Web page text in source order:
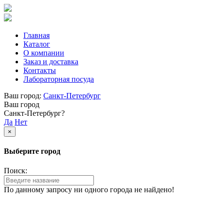
Главная
Каталог
О компании
Заказ и доставка
Контакты
Лабораторная посуда
Ваш город: Санкт-Петербург
Ваш город
Санкт-Петербург?
Да Нет
×
Выберите город
Поиск:
По данному запросу ни одного города не найдено!